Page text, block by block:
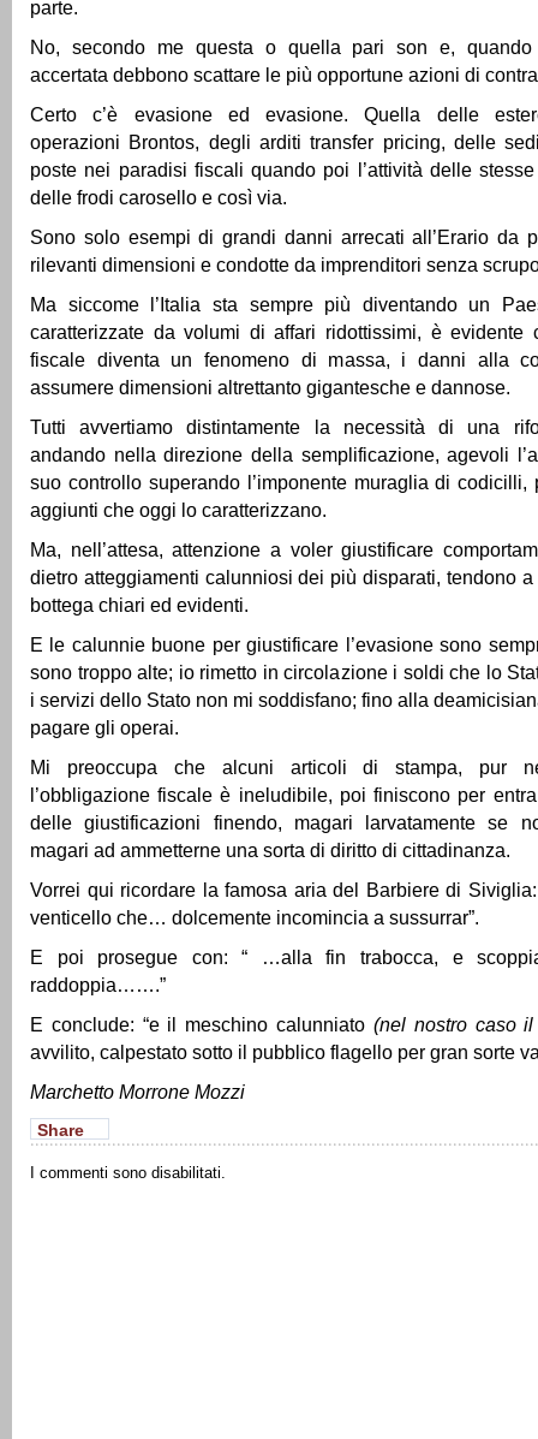
parte.
No, secondo me questa o quella pari son e, quando
accertata debbono scattare le più opportune azioni di
Certo c’è evasione ed evasione. Quella delle
operazioni Brontos, degli arditi transfer pricing, delle
poste nei paradisi fiscali quando poi l’attività delle
delle frodi carosello e così via.
Sono solo esempi di grandi danni arrecati all’Erario da
rilevanti dimensioni e condotte da imprenditori senza
Ma siccome l’Italia sta sempre più diventando un
caratterizzate da volumi di affari ridottissimi, è evidente
fiscale diventa un fenomeno di massa, i danni alla
assumere dimensioni altrettanto gigantesche e dannose.
Tutti avvertiamo distintamente la necessità di una
andando nella direzione della semplificazione, agevoli
suo controllo superando l’imponente muraglia di codicilli,
aggiunti che oggi lo caratterizzano.
Ma, nell’attesa, attenzione a voler giustificare
dietro atteggiamenti calunniosi dei più disparati, tendono
bottega chiari ed evidenti.
E le calunnie buone per giustificare l’evasione sono
sono troppo alte; io rimetto in circolazione i soldi che lo
i servizi dello Stato non mi soddisfano; fino alla
pagare gli operai.
Mi preoccupa che alcuni articoli di stampa, pur
l’obbligazione fiscale è ineludibile, poi finiscono per
delle giustificazioni finendo, magari larvatamente se
magari ad ammetterne una sorta di diritto di cittadinanza.
Vorrei qui ricordare la famosa aria del Barbiere di
venticello che… dolcemente incomincia a sussurrar”.
E poi prosegue con: “ …alla fin trabocca, e
raddoppia…….”
E conclude: “e il meschino calunniato (nel nostro caso
avvilito, calpestato sotto il pubblico flagello per gran sorte
Marchetto Morrone Mozzi
Share
I commenti sono disabilitati.